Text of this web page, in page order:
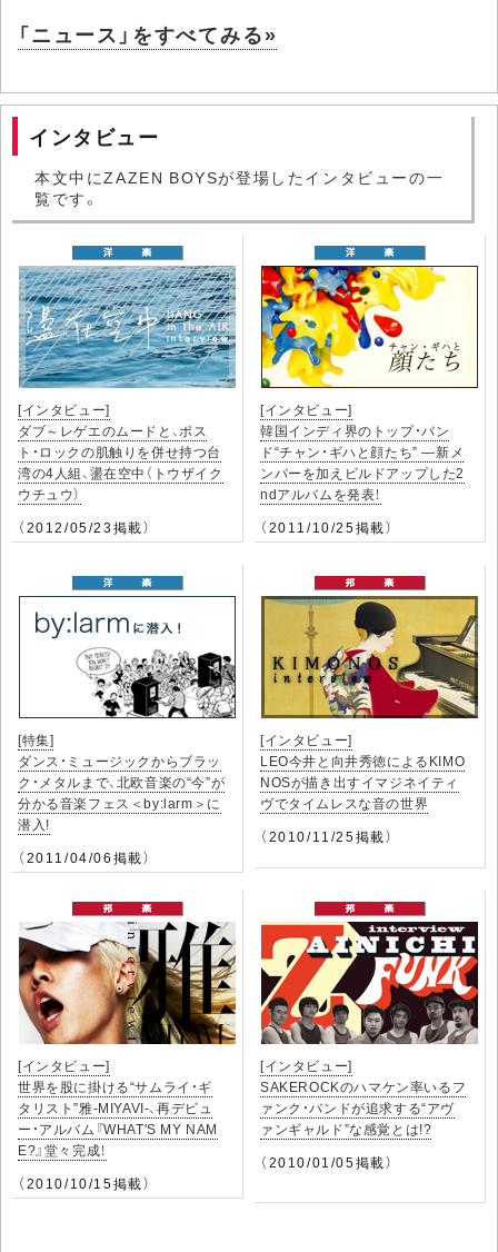
「ニュース」をすべてみる»
インタビュー
本文中にZAZEN BOYSが登場したインタビューの一
覧です。
[インタビュー]
ダブ～レゲエのムードと、ポス
ト・ロックの肌触りを併せ持つ台
湾の4人組、盪在空中（トウザイク
ウチュウ）
（2012/05/23掲載）
[インタビュー]
韓国インディ界のトップ・バン
ド“チャン・ギハと顔たち” ―新メ
ンバーを加えビルドアップした2
ndアルバムを発表！
（2011/10/25掲載）
[特集]
ダンス・ミュージックからブラッ
ク・メタルまで、北欧音楽の“今”が
分かる音楽フェス＜by:larm＞に
潜入!
（2011/04/06掲載）
[インタビュー]
LEO今井と向井秀徳によるKIMO
NOSが描き出すイマジネイティ
ヴでタイムレスな音の世界
（2010/11/25掲載）
[インタビュー]
世界を股に掛ける“サムライ・ギ
タリスト”雅-MIYAVI-、再デビュ
ー・アルバム『WHAT'S MY NAM
E?』堂々完成！
（2010/10/15掲載）
[インタビュー]
SAKEROCKのハマケン率いるフ
ァンク・バンドが追求する“アヴ
ァンギャルド”な感覚とは!?
（2010/01/05掲載）